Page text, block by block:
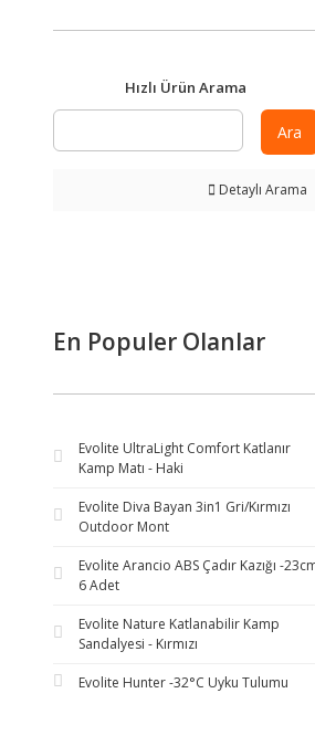
Hızlı Ürün Arama
Ara
Detaylı Arama
En Populer Olanlar
Evolite UltraLight Comfort Katlanır
Kamp Matı - Haki
Evolite Diva Bayan 3in1 Gri/Kırmızı
Outdoor Mont
Evolite Arancio ABS Çadır Kazığı -
6 Adet
Evolite Nature Katlanabilir Kamp
Sandalyesi - Kırmızı
Evolite Hunter -32°C Uyku Tulumu